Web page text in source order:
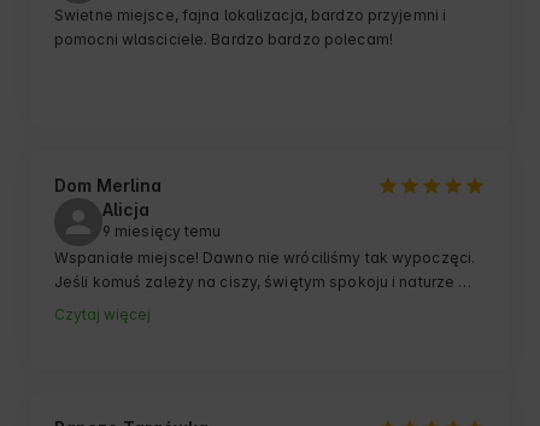
Swietne miejsce, fajna lokalizacja, bardzo przyjemni i
pomocni wlasciciele. Bardzo bardzo polecam!
Dom Merlina
Alicja
9 miesięcy temu
Wspaniałe miejsce! Dawno nie wróciliśmy tak wypoczęci.
Jeśli komuś zależy na ciszy, świętym spokoju i naturze
wokół, to to jest odpowiedni adres. A jeśli kochacie
Czytaj więcej